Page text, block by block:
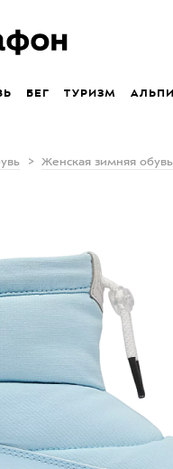
БЕГ ТУРИЗМ
Женская зимняя обувь